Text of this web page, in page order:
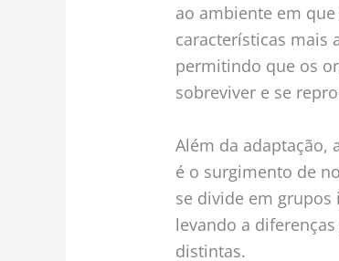
ao ambiente em
características mais
permitindo que os
sobreviver e se
Além da adaptação,
é o surgimento de
se divide em
levando a
distintas.